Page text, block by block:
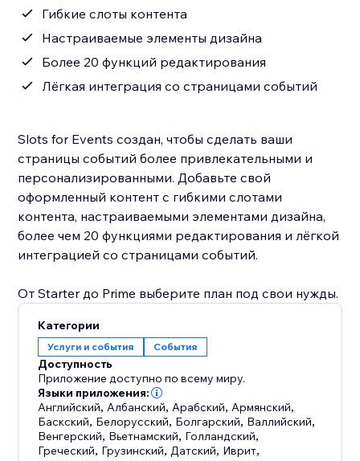
Гибкие слоты контента
Настраиваемые элементы дизайна
Более 20 функций редактирования
Лёгкая интеграция со страницами событий
Slots for Events создан, чтобы сделать ваши
страницы событий более привлекательными и
персонализированными. Добавьте свой
оформленный контент с гибкими слотами
контента, настраиваемыми элементами дизайна,
более чем 20 функциями редактирования и лёгкой
интеграцией со страницами событий.
От Starter до Prime выберите план под свои нужды.
Категории
Услуги и события События
Доступность
Приложение доступно по всему миру.
Языки приложения:
Английский, Албанский, Арабский, Армянский,
Баскский, Белорусский, Болгарский, Валлийский,
Венгерский, Вьетнамский, Голландский,
Греческий, Грузинский, Датский, Иврит,